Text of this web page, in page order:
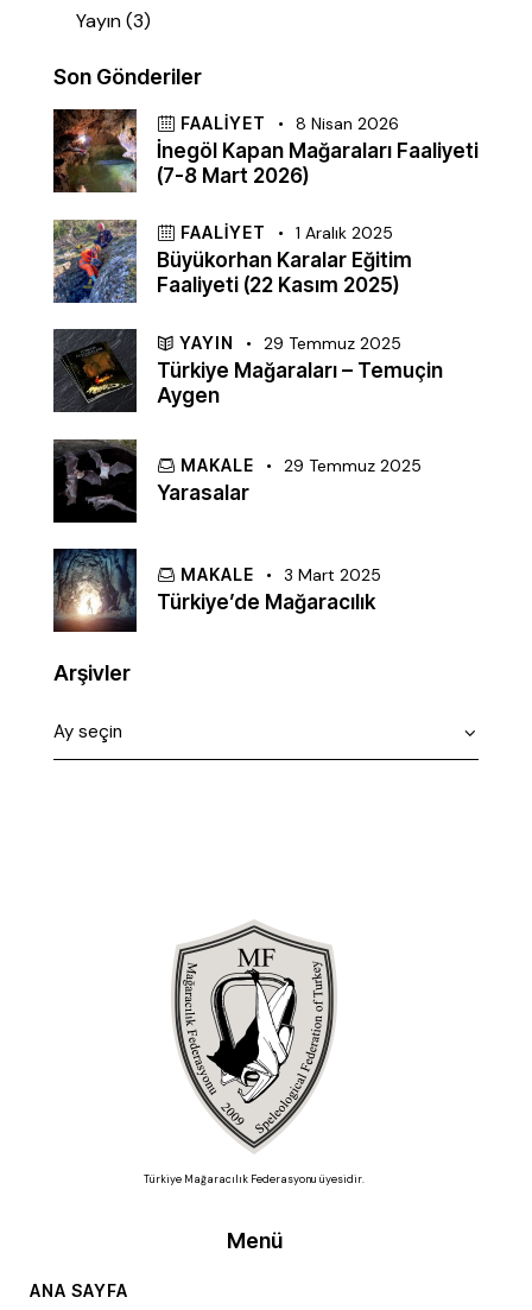
Yayın(3)
Son Gönderiler
FAALIYET 8 Nisan 2026
İnegöl Kapan Mağaraları Faaliyeti
(7-8 Mart 2026)
FAALIYET 1 Aralık 2025
Büyükorhan Karalar Eğitim
Faaliyeti (22 Kasım 2025)
YAYIN 29 Temmuz 2025
Türkiye Mağaraları – Temuçin
Aygen
MAKALE 29 Temmuz 2025
Yarasalar
MAKALE 3 Mart 2025
Türkiye’de Mağaracılık
Arşivler
Türkiye Mağaracılık Federasyonu üyesidir.
Menü
ANA SAYFA